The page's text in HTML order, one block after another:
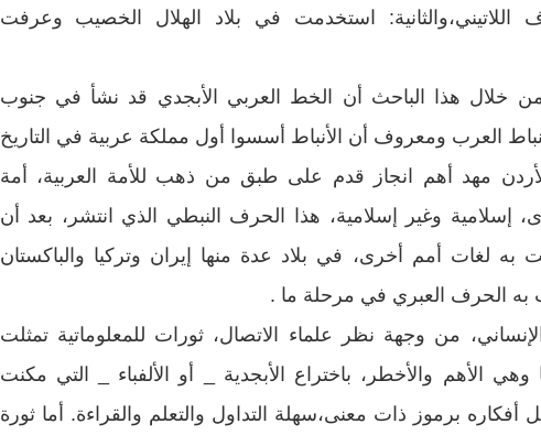
اللاتيني،والثانية: استخدمت في بلاد الهلال الخصيب وعرفت
خلال هذا الباحث أن الخط العربي الأبجدي قد نشأ في جنوب
العرب ومعروف أن الأنباط أسسوا أول مملكة عربية في التاريخ
مهد أهم انجاز قدم على طبق من ذهب للأمة العربية، أمة
إسلامية وغير إسلامية، هذا الحرف النبطي الذي انتشر، بعد أن
به لغات أمم أخرى، في بلاد عدة منها إيران وتركيا والباكستان
به الحرف العبري في مرحلة ما .
من وجهة نظر علماء الاتصال، ثورات للمعلوماتية تمثلت
وهي الأهم والأخطر، باختراع الأبجدية _ أو الألفباء _ التي مكنت
أفكاره برموز ذات معنى،سهلة التداول والتعلم والقراءة. أما ثورة